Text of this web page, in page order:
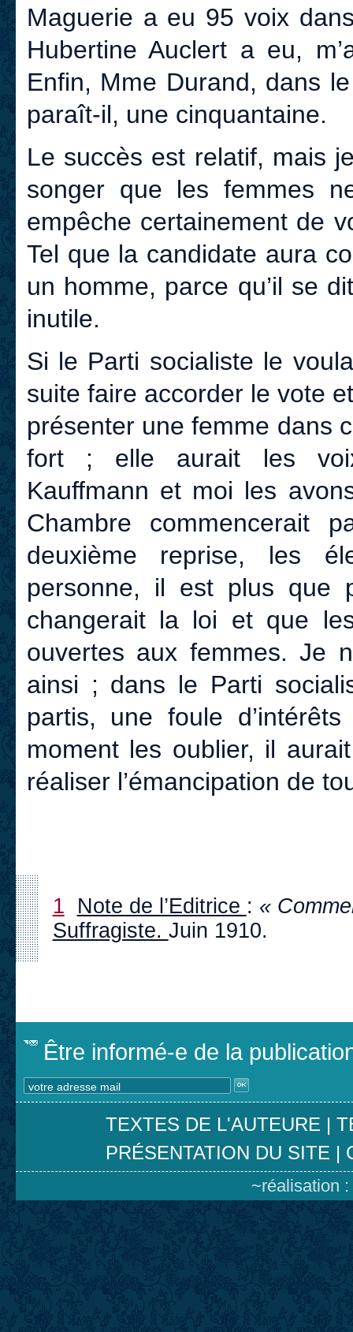
Maguerie a eu 95 voix
Hubertine Auclert a eu,
Enfin, Mme Durand, dans
paraît-il, une cinquantaine.
Le succès est relatif, mais
songer que les femmes
empêche certainement de
Tel que la candidate aura
un homme, parce qu’il se
inutile.
Si le Parti socialiste le
suite faire accorder le vote
présenter une femme dans
fort ; elle aurait les voix
Kauffmann et moi les
Chambre commencerait
deuxième reprise, les
personne, il est plus que
changerait la loi et que
ouvertes aux femmes. Je
ainsi ; dans le Parti
partis, une foule
moment les oublier, il
réaliser l’émancipation de
1 Note de l’Editrice : «
Suffragiste. Juin 1910.
Être informé-e de la
TEXTES DE L'AUTEURE |
PRÉSENTATION DU SITE |
~réalisation